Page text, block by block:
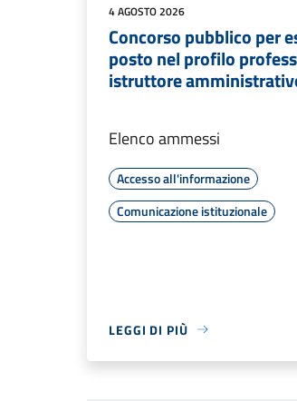
4 AGOSTO 2026
Concorso pubblico per
posto nel profilo
istruttore
Elenco ammessi
Accesso all'informazione
Comunicazione istituzionale
LEGGI DI PIÙ